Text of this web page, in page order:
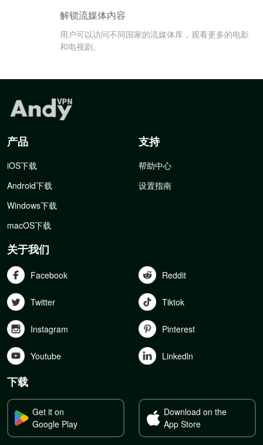
解锁流媒体内容
用户可以访问不同国家的流媒体库，观看更多的电影
和电视剧。
产品
iOS下载
Android下载
Windows下载
macOS下载
支持
帮助中心
设置指南
关于我们
Facebook Reddit
Twitter Tiktok
Instagram Pinterest
Youtube Linkedln
下载
Get it on
Google Play
Download on the
App Store